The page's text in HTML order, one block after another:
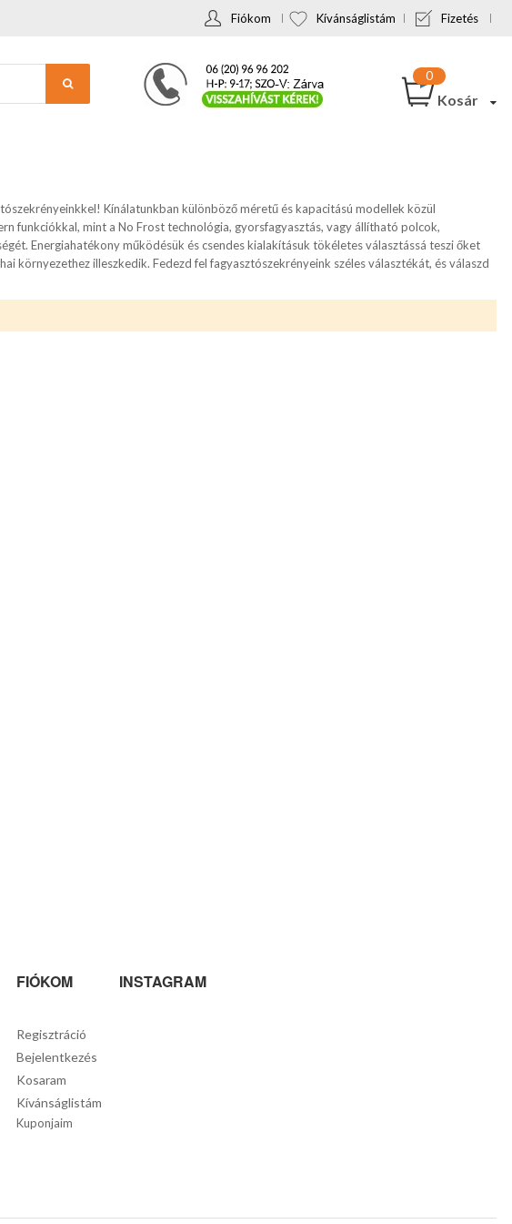
Fiókom Kívánságlistám Fizetés
Kosár
Kínálatunkban különböző méretű és kapacitású modellek közül
funkciókkal, mint a No Frost technológia, gyorsfagyasztás, vagy állítható polcok,
Energiahatékony működésük és csendes kialakításuk tökéletes választássá teszi őket
környezethez illeszkedik. Fedezd fel fagyasztószekrényeink széles választékát, és válaszd
FIÓKOM
Regisztráció
Bejelentkezés
Kosaram
Kívánságlistám
Kuponjaim
INSTAGRAM